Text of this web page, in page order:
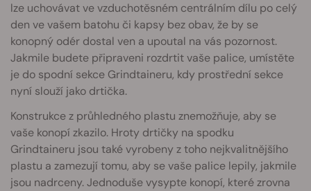
lze uchovávat ve vzduchotěsném centrálním dílu po celý
den ve vašem batohu či kapsy bez obav, že by se
konopný odér dostal ven a upoutal na vás pozornost.
Jakmile budete připraveni rozdrtit vaše palice, umístěte
je do spodní sekce Grindtaineru, kdy prostřední sekce
nyní slouží jako drtička.
Konstrukce z průhledného plastu znemožňuje, aby se
vaše konopí zkazilo. Hroty drtičky na spodku
Grindtaineru jsou také vyrobeny z toho nejkvalitnějšího
plastu a zamezují tomu, aby se vaše palice lepily, jakmile
jsou nadrceny. Jednoduše vysypte konopí, které zrovna